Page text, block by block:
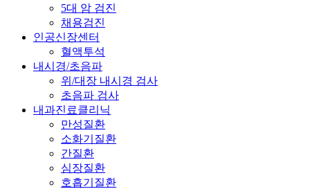
5대 암 검진
채용검진
인공신장센터
혈액투석
내시경/초음파
위/대장 내시경 검사
초음파 검사
내과진료클리닉
만성질환
소화기질환
간질환
심장질환
호흡기질환